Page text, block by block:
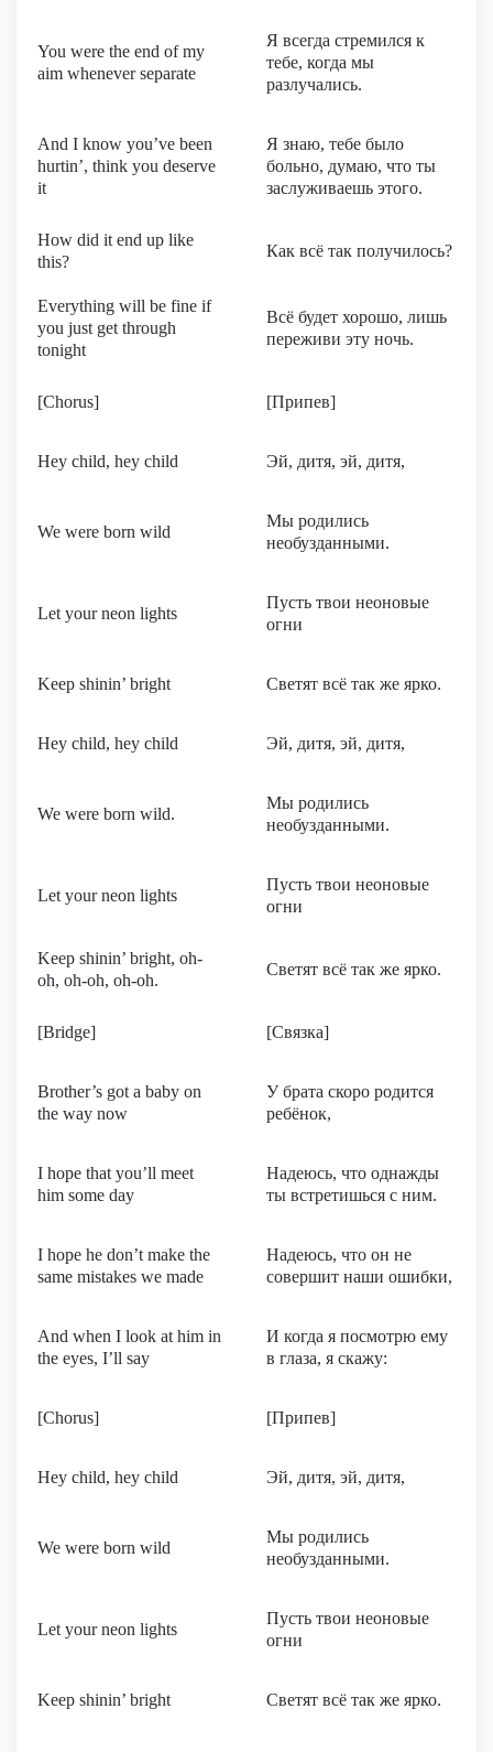
You were the end of my
aim whenever separate
Я всегда стремился к
тебе, когда мы
разлучались.
And I know you’ve been
hurtin’, think you deserve
it
Я знаю, тебе было
больно, думаю, что ты
заслуживаешь этого.
How did it end up like
this?
Как всё так получилось?
Everything will be fine if
you just get through
tonight
Всё будет хорошо, лишь
переживи эту ночь.
[Chorus] [Припев]
Hey child, hey child Эй, дитя, эй, дитя,
We were born wild
Мы родились
необузданными.
Let your neon lights
Пусть твои неоновые
огни
Keep shinin’ bright Светят всё так же ярко.
Hey child, hey child Эй, дитя, эй, дитя,
We were born wild.
Мы родились
необузданными.
Let your neon lights
Пусть твои неоновые
огни
Keep shinin’ bright, oh-
oh, oh-oh, oh-oh.
Светят всё так же ярко.
[Bridge] [Связка]
Brother’s got a baby on
the way now
У брата скоро родится
ребёнок,
I hope that you’ll meet
him some day
Надеюсь, что однажды
ты встретишься с ним.
I hope he don’t make the
same mistakes we made
Надеюсь, что он не
совершит наши ошибки,
And when I look at him in
the eyes, I’ll say
И когда я посмотрю ему
в глаза, я скажу:
[Chorus] [Припев]
Hey child, hey child Эй, дитя, эй, дитя,
We were born wild
Мы родились
необузданными.
Let your neon lights
Пусть твои неоновые
огни
Keep shinin’ bright Светят всё так же ярко.